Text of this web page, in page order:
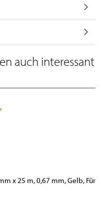
auch interessant
x 25 m, 0,67 mm, Gelb, Für